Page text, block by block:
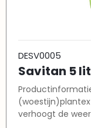
DESV0005
Savitan 5
verhoogt de